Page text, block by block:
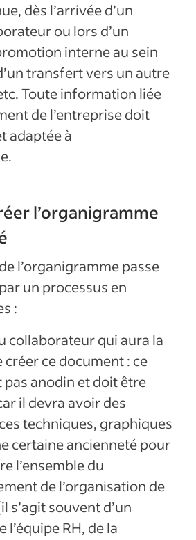
dès l’arrivée d’un
ou lors d’un
interne au sein
transfert vers un autre
Toute information liée
de l’entreprise doit
adaptée à
l’organigramme
l’organigramme passe
un processus en
:
collaborateur qui aura la
créer ce document : ce
pas anodin et doit être
il devra avoir des
techniques, graphiques
certaine ancienneté pour
l’ensemble du
de l’organisation de
s’agit souvent d’un
l’équipe RH, de la